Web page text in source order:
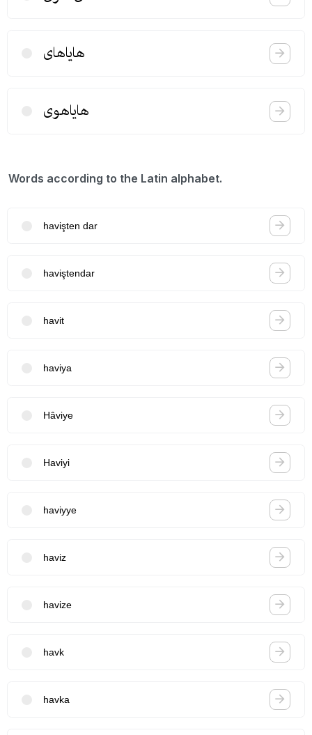
هایاهای
هایاهوی
Words according to the Latin alphabet.
havişten dar
haviştendar
havit
haviya
Hâviye
Haviyi
haviyye
haviz
havize
havk
havka